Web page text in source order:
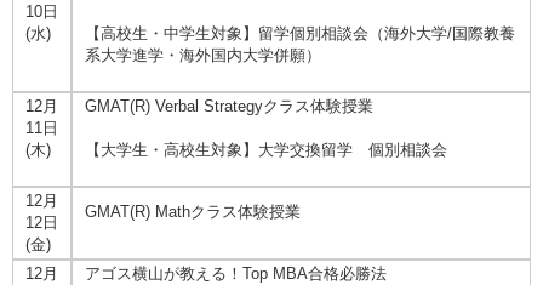
10日
(水)
【高校生・中学生対象】留学個別相談会（海外大学/国際教養
系大学進学・海外国内大学併願）
12月
11日
(木)
GMAT(R) Verbal Strategyクラス体験授業
【大学生・高校生対象】大学交換留学 個別相談会
12月
12日
(金)
GMAT(R) Mathクラス体験授業
12月
アゴス横山が教える！Top MBA合格必勝法